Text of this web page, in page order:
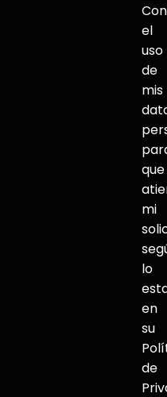
el
uso
de
mis
que
mi
lo
en
su
de